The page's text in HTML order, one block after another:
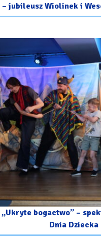
– jubileusz Wiolinek i
„Ukryte bogactwo” –
Dnia Dziecka